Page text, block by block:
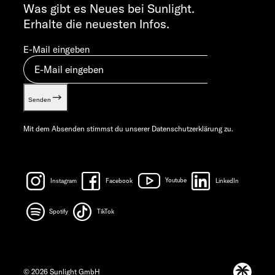
info@sunlight.de
Was gibt es Neues bei Sunlight.
Erhalte die neuesten Infos.
E-Mail eingeben
Senden
Mit dem Absenden stimmst du unserer Datenschutzerklärung zu.
Instagram Facebook Youtube LinkedIn
Spotify TikTok
© 2026 Sunlight GmbH